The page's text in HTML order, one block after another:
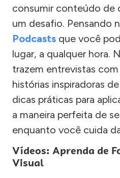
consumir conteúdo de
um desafio. Pensando
Podcasts que você
lugar, a qualquer hora.
trazem entrevistas com
histórias inspiradoras
dicas práticas para
a maneira perfeita de
enquanto você cuida
Vídeos: Aprenda de
Visual